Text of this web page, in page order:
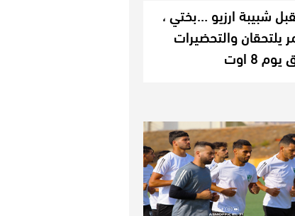
شبيبة ارزيو …بختي ،
يلتحقان والتحضيرات
8 اوت